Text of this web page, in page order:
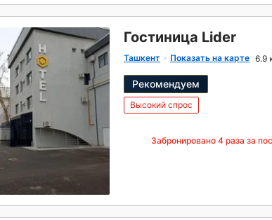
Гостиница Lider
Ташкент Показать на карте 6.9
Рекомендуем
Высокий спрос
Забронировано 4 раза за